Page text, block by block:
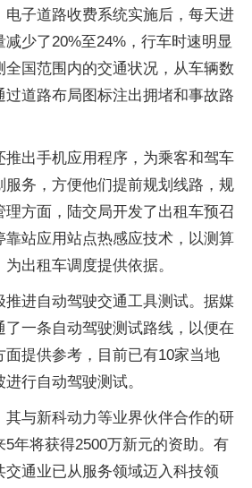
电子道路收费系统实施后，每天进
减少了20%至24%，行车时速明显
全国范围内的交通状况，从车辆数
过道路布局图标注出拥堵和事故路
推出手机应用程序，为乘客和驾车
服务，方便他们提前规划线路，规
理方面，陆交局开发了出租车预召
靠站应用站点热感应技术，以测算
出租车调度提供依据。
推进自动驾驶交通工具测试。据媒
了一条自动驾驶测试路线，以便在
面提供参考，目前已有10家当地
行自动驾驶测试。
其与新科动力等业界伙伴合作的研
年将获得2500万新元的资助。有
通业已从服务领域迈入科技领